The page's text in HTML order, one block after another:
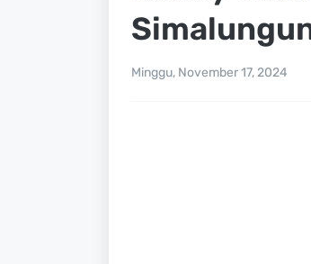
Minggu, November 17, 2024